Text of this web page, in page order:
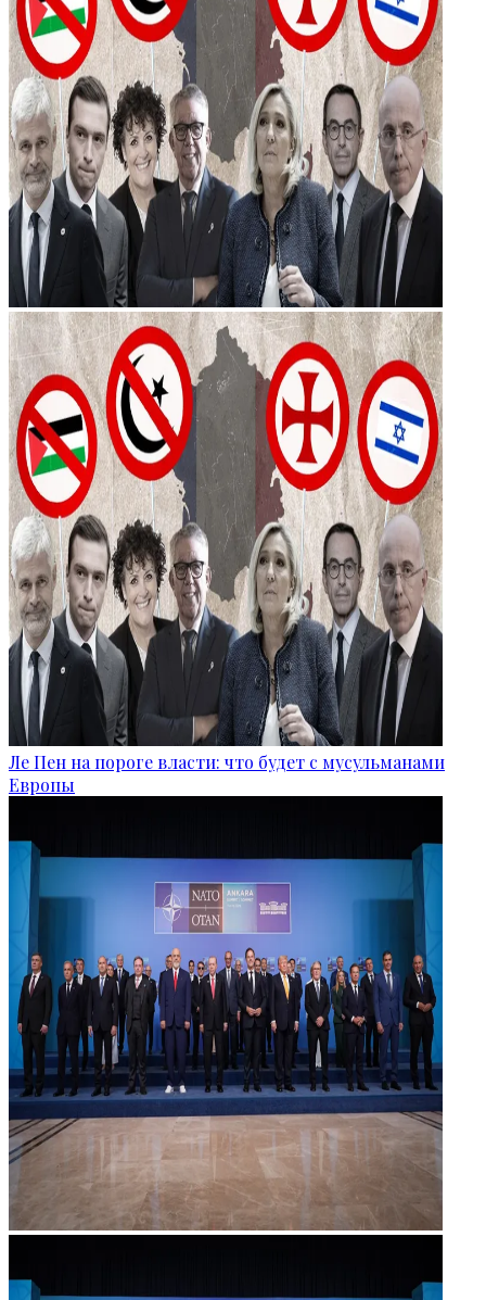
Ле Пен на пороге власти: что будет с мусульманами
Европы